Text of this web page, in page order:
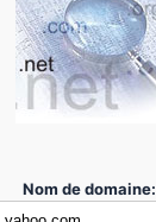
Nom de domaine: